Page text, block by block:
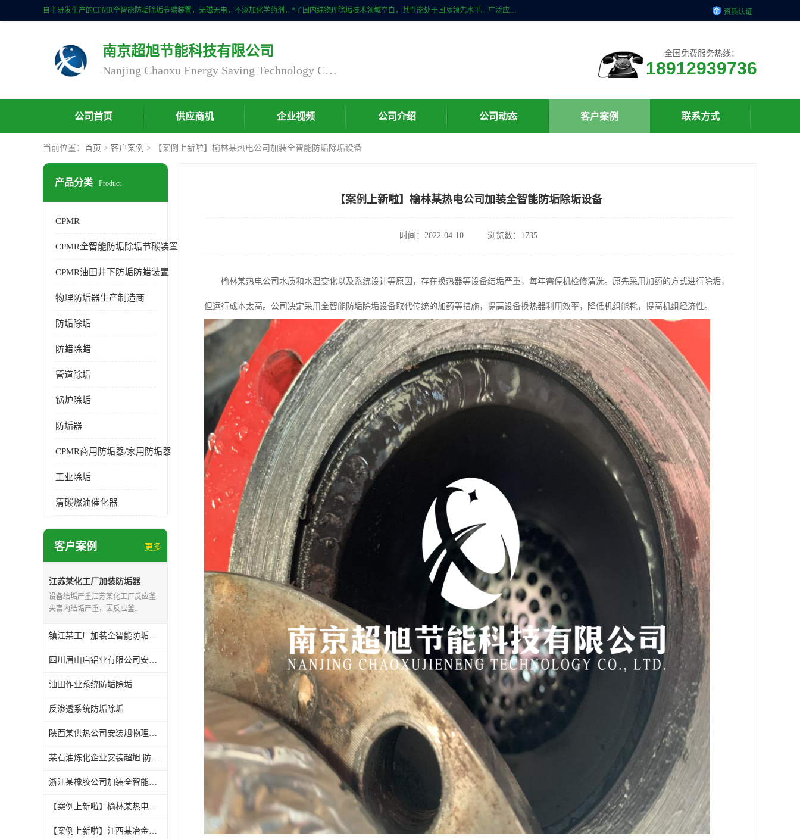
自主研发生产的CPMR全智能防垢除垢节碳装置，无磁无电，不添加化学药剂，*了国内纯物理除垢技术领域空白，其性能处于国际领先水平。广泛应用于石油炼化、钢铁冶炼、电力、煤矿、化工、供暖、压铸、汽车制造、涉水家电等行业。 资质认证
南京超旭节能科技有限公司
Nanjing Chaoxu Energy Saving Technology Co., Ltd
全国免费服务热线：
18912939736
公司首页 供应商机 企业视频 公司介绍 公司动态 客户案例 联系方式
当前位置： 首页 > 客户案例 > 【案例上新啦】榆林某热电公司加装全智能防垢除垢设备
产品分类 Product
CPMR
CPMR全智能防垢除垢节碳装置
CPMR油田井下防垢防蜡装置
物理防垢器生产制造商
防垢除垢
防蜡除蜡
管道除垢
锅炉除垢
防垢器
CPMR商用防垢器/家用防垢器
工业除垢
清碳燃油催化器
客户案例 更多
江苏某化工厂加装防垢器
设备结垢严重江苏某化工厂反应釜
夹套内结垢严重，因反应釜..
镇江某工厂加装全智能防垢除垢设备
四川眉山启铝业有限公司安装全智能除垢防垢设备
油田作业系统防垢除垢
反渗透系统防垢除垢
陕西某供热公司安装旭物理防垢除垢器一年后拆机检查！
某石油炼化企业安装超旭 防垢除垢设备
浙江某橡胶公司加装全智能物理防垢除垢设备
【案例上新啦】榆林某热电公司加装全智能防垢除垢设备
【案例上新啦】江西某冶金制造厂加装除垢设备
【案例上新啦】榆林某热电公司加装全智能防垢除垢设备
时间：2022-04-10 浏览数：1735
榆林某热电公司水质和水温变化以及系统设计等原因，存在换热器等设备结垢严重，每年需停机检修清洗。原先采用加药的方式进行除垢，
但运行成本太高。公司决定采用全智能防垢除垢设备取代传统的加药等措施，提高设备换热器利用效率，降低机组能耗，提高机组经济性。